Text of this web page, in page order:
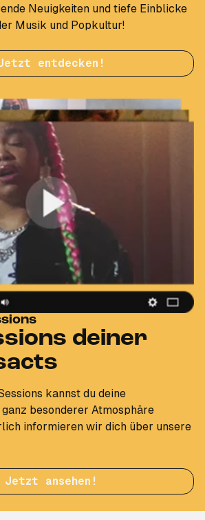
Neuigkeiten und tiefe Einblicke
Musik und Popkultur!
entdecken!
deiner
kannst du deine
besonderer Atmosphäre
informieren wir dich über unsere
Jetzt ansehen!